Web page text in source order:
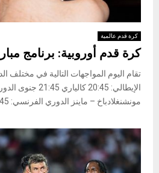
كرة قدم عالمية
كرة قدم أوروبية: برنامج
تقام اليوم المواجهات التالية في مختلف
مونشنغلادباخ – ماينز ​الدوري الفرنسي​: 20:45 ​​​​​​​تولوز...